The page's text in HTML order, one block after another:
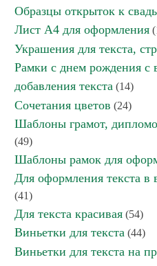
Образцы открыток к
Лист А4 для оформления
Украшения для текста,
Рамки с днем рождения с
добавления текста (14)
Сочетания цветов (24)
Шаблоны грамот,
(49)
Шаблоны рамок для
Для оформления текста в
(41)
Для текста красивая (54)
Виньетки для текста (44)
Виньетки для текста на